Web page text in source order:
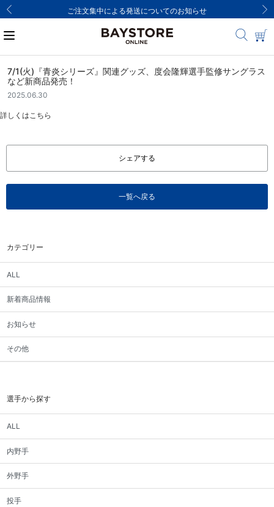
ご注文集中による発送についてのお知らせ
カテゴリー
ALL
新着商品情報
お知らせ
その他
選手から探す
ALL
内野手
外野手
投手
7/1(火)『青炎シリーズ』関連グッズ、度会隆輝選手監修サングラス
など新商品発売！
2025.06.30
詳しくはこちら
シェアする
一覧へ戻る